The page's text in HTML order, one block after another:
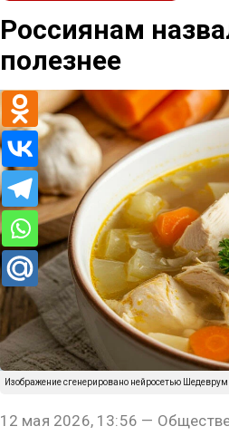
Россиянам
полезнее
Изображение сгенерировано нейросетью Шедеврум
12 мая 2026, 13:56 —